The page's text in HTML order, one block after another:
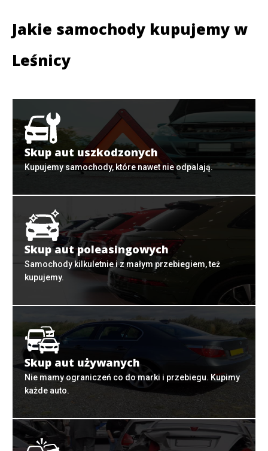
Jakie samochody kupujemy w
Leśnicy
Skup aut uszkodzonych
Kupujemy samochody, które nawet nie odpalają.
Skup aut poleasingowych
Samochody kilkuletnie i z małym przebiegiem, też
kupujemy.
Skup aut używanych
Nie mamy ograniczeń co do marki i przebiegu. Kupimy
każde auto.